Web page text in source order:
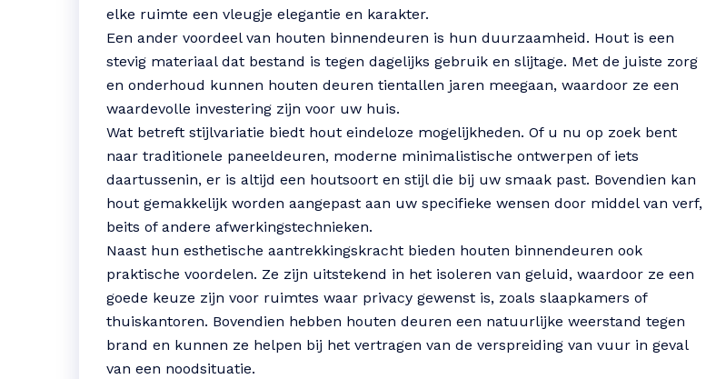
elke ruimte een vleugje elegantie en karakter.
Een ander voordeel van houten binnendeuren is hun duurzaamheid. Hout is een
stevig materiaal dat bestand is tegen dagelijks gebruik en slijtage. Met de juiste zorg
en onderhoud kunnen houten deuren tientallen jaren meegaan, waardoor ze een
waardevolle investering zijn voor uw huis.
Wat betreft stijlvariatie biedt hout eindeloze mogelijkheden. Of u nu op zoek bent
naar traditionele paneeldeuren, moderne minimalistische ontwerpen of iets
daartussenin, er is altijd een houtsoort en stijl die bij uw smaak past. Bovendien kan
hout gemakkelijk worden aangepast aan uw specifieke wensen door middel van verf,
beits of andere afwerkingstechnieken.
Naast hun esthetische aantrekkingskracht bieden houten binnendeuren ook
praktische voordelen. Ze zijn uitstekend in het isoleren van geluid, waardoor ze een
goede keuze zijn voor ruimtes waar privacy gewenst is, zoals slaapkamers of
thuiskantoren. Bovendien hebben houten deuren een natuurlijke weerstand tegen
brand en kunnen ze helpen bij het vertragen van de verspreiding van vuur in geval
van een noodsituatie.